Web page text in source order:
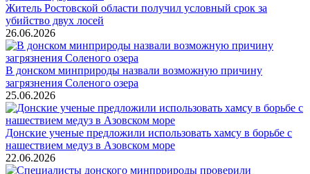
Житель Ростовской области получил условный срок за
убийство двух лосей
26.06.2026
В донском минприроды назвали возможную причину
загрязнения Соленого озера
25.06.2026
Донские ученые предложили использовать хамсу в борьбе с
нашествием медуз в Азовском море
22.06.2026